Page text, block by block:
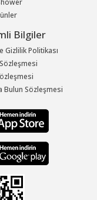
Bilgiler
Gizlilik Politikası
Bulun Sözleşmesi